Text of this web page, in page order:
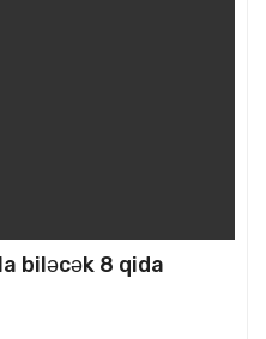
biləcək 8 qida